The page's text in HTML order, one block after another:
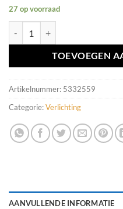
27 op voorraad
TOEVOEGEN
Artikelnummer: 5332559
Categorie:Verlichting
AANVULLENDE INFORMATIE